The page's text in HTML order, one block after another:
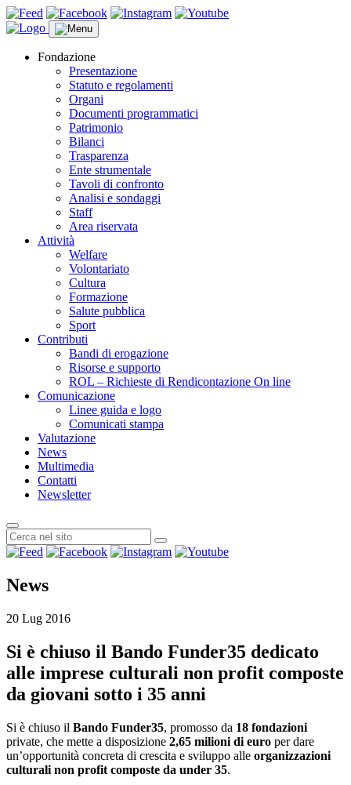
Fondazione
Presentazione
Statuto e regolamenti
Organi
Documenti programmatici
Patrimonio
Bilanci
Trasparenza
Ente strumentale
Tavoli di confronto
Analisi e sondaggi
Staff
Area riservata
Attività
Welfare
Volontariato
Cultura
Formazione
Salute pubblica
Sport
Contributi
Bandi di erogazione
Risorse e supporto
ROL – Richieste di Rendicontazione On line
Comunicazione
Linee guida e logo
Comunicati stampa
Valutazione
News
Multimedia
Contatti
Newsletter
News
20 Lug 2016
Si è chiuso il Bando Funder35 dedicato
alle imprese culturali non profit composte
da giovani sotto i 35 anni
Si è chiuso il Bando Funder35, promosso da 18 fondazioni
private, che mette a disposizione 2,65 milioni di euro per dare
un’opportunità concreta di crescita e sviluppo alle organizzazioni
culturali non profit composte da under 35.